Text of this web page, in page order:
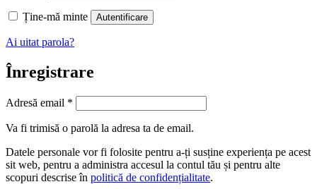
Ține-mă minte Autentificare
Ai uitat parola?
Înregistrare
Adresă email *
Va fi trimisă o parolă la adresa ta de email.
Datele personale vor fi folosite pentru a-ți susține experiența pe acest
sit web, pentru a administra accesul la contul tău și pentru alte
scopuri descrise în politică de confidențialitate.